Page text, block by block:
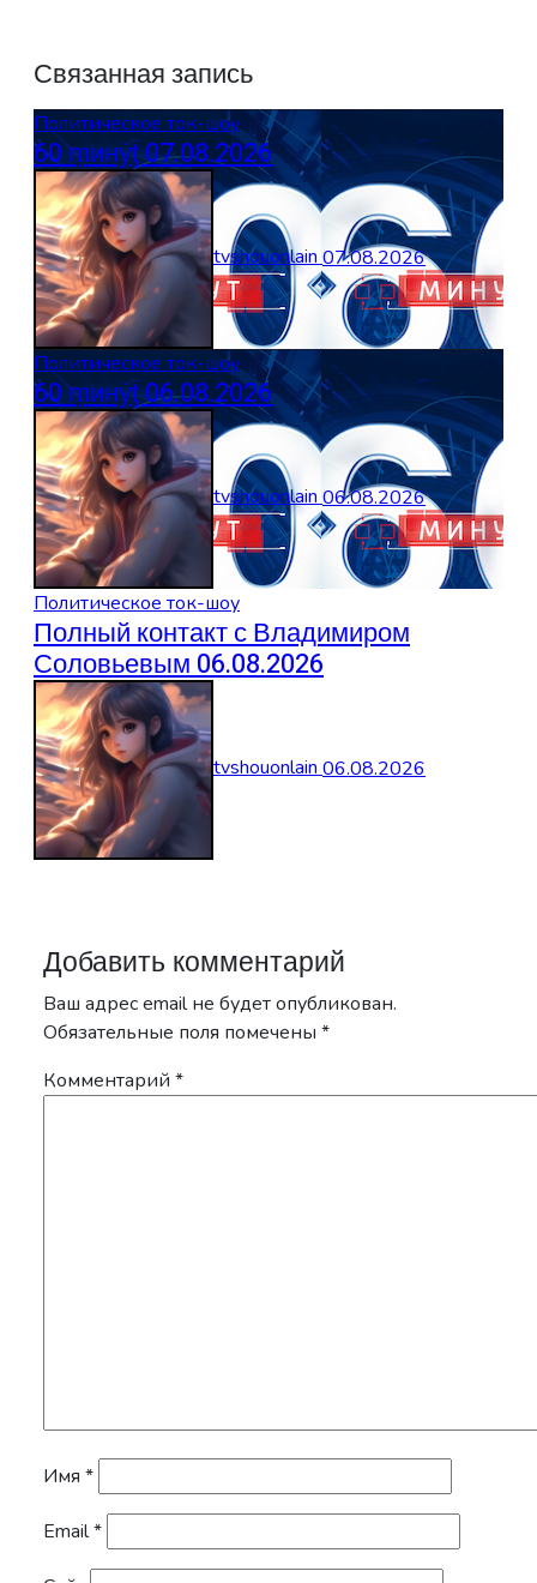
Связанная запись
Политическое ток-шоу
60 ṃинẏƫ 07.08.2026
tvshouonlain07.08.2026
Политическое ток-шоу
60 ṃинẏƫ 06.08.2026
tvshouonlain06.08.2026
Политическое ток-шоу
Полный контакт с Владимиром
Соловьевым 06.08.2026
tvshouonlain06.08.2026
Добавить комментарий
Ваш адрес email не будет опубликован.
Обязательные поля помечены *
Комментарий *
Имя *
Email*